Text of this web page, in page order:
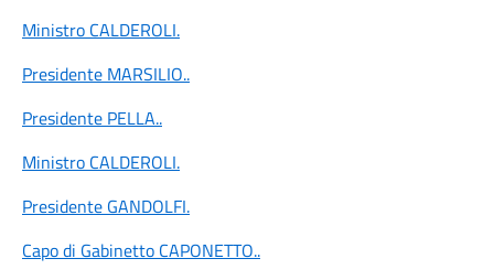
Ministro CALDEROLI.
Presidente MARSILIO..
Presidente PELLA..
Ministro CALDEROLI.
Presidente GANDOLFI.
Capo di Gabinetto CAPONETTO..